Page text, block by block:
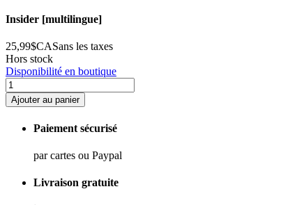
Insider [multilingue]
25,99$CASans les taxes
Hors stock
Disponibilité en boutique
Ajouter au panier
Paiement sécurisé
par cartes ou Paypal
Livraison gratuite